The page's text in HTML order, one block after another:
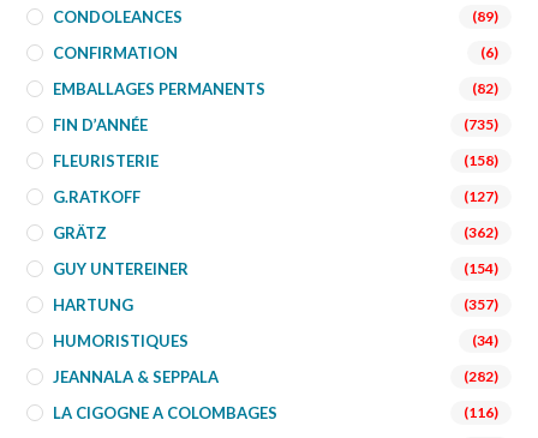
CONDOLEANCES (89)
CONFIRMATION (6)
EMBALLAGES PERMANENTS (82)
FIN D’ANNÉE (735)
FLEURISTERIE (158)
G.RATKOFF (127)
GRÄTZ (362)
GUY UNTEREINER (154)
HARTUNG (357)
HUMORISTIQUES (34)
JEANNALA & SEPPALA (282)
LA CIGOGNE A COLOMBAGES (116)